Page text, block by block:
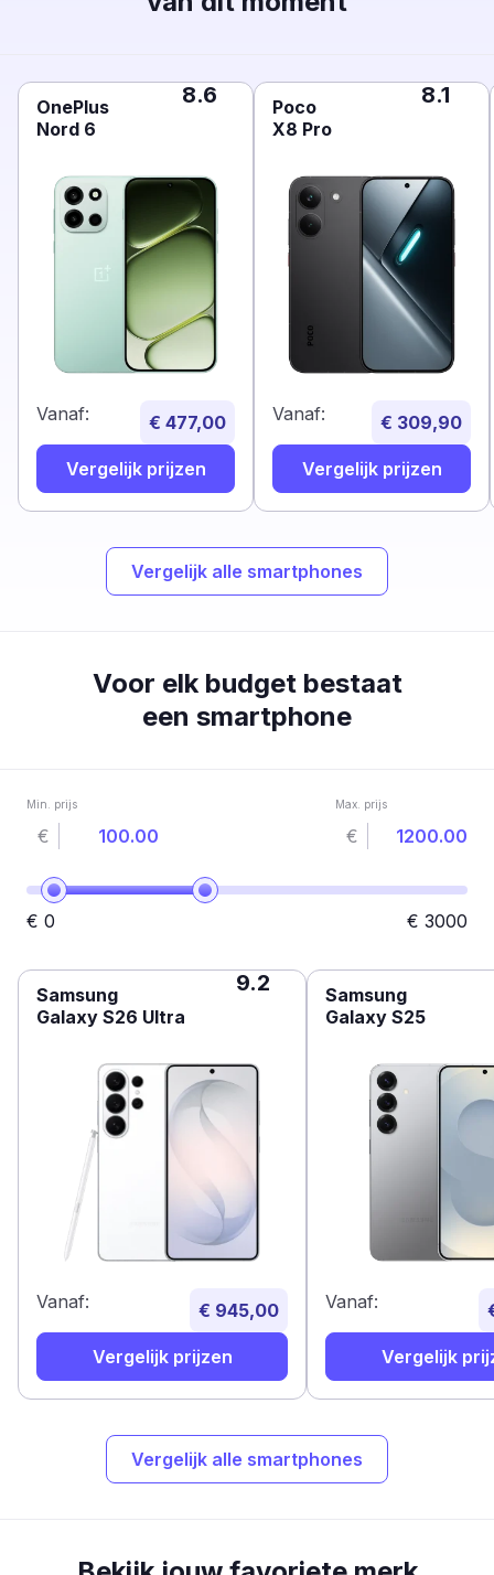
OnePlus
Nord 6
8.6
Vanaf: € 477,00
Vergelijk prijzen
Poco
X8 Pro
8.1
Vanaf: € 309,90
Vergelijk prijzen
Vergelijk alle smartphones
Voor elk budget bestaat
een smartphone
Min. prijs
€
Max. prijs
€
€ 0 € 3000
Samsung
Galaxy S26 Ultra
9.2
Vanaf: € 945,00
Vergelijk prijzen
Samsung
Galaxy S25
Vanaf:
Vergelijk
Vergelijk alle smartphones